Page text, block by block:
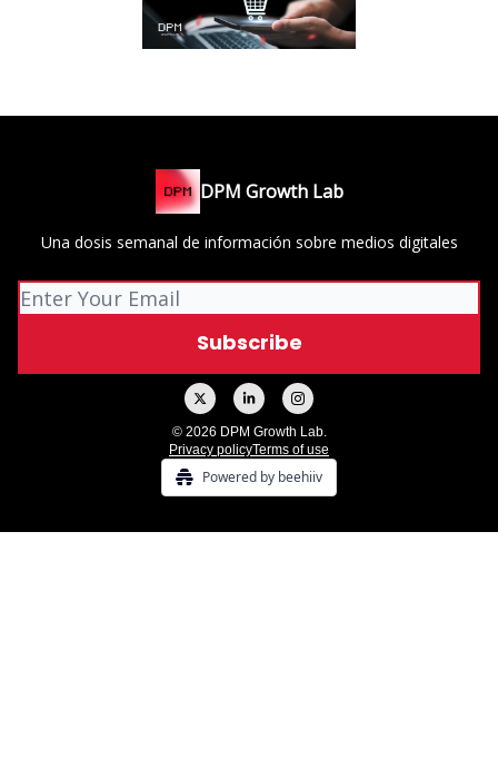
DPM Growth Lab
Una dosis semanal de información sobre medios digitales
© 2026 DPM Growth Lab.
Privacy policyTerms of use
Powered by beehiiv